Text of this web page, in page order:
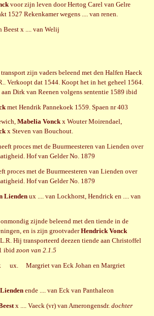
voor zijn leven door Hertog Carel van Gelre
1527 Rekenkamer wegens .... van renen.
Beest x .... van Welij
zijn vaders beleend met den Halfen Haeck
Verkoopt dat 1544. Koopt het in het geheel 1564.
aan Dirk van Reenen volgens sententie 1589 ibid
met Hendrik Pannekoek 1559. Spaen nr 403
Mabelia Vonckx Wouter Moirendael,
x Steven van Bouchout.
proces met de Buurmeesteren van Lienden over
Hof van Gelder No. 1879
proces met de Buurmeesteren van Lienden over
Hof van Gelder No. 1879
Lienden ux .... van Lockhorst, Hendrick en .... van
zijnde beleend met den tiende in de
en is zijn grootvaderHendrick Vonck
Hij transporteerd deezen tiende aan Christoffel
ibidzoon van 2.1.5
ux. Margriet van Eck Johan en Margriet
ende .... van Eck van Panthaleon
x .... Vaeck (vr) van Amerongensdr. dochter